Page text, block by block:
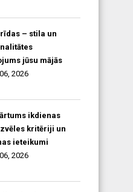
– stila un
jūsu mājās
2026
ikdienas
kritēriji un
ieteikumi
2026